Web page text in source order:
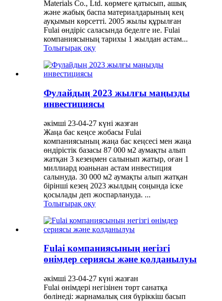
Materials Co., Ltd. көрмеге қатысып, ашық
және жабық баспа материалдарының кең
ауқымын көрсетті. 2005 жылы құрылған
Fulai өндіріс саласында беделге ие. Fulai
компаниясының тарихы 1 жылдан астам...
Толығырақ оқу
Фулайдың 2023 жылғы маңызды
инвестициясы
әкімші 23-04-27 күні жазған
Жаңа бас кеңсе жобасы Fulai
компаниясының жаңа бас кеңсесі мен жаңа
өндірістік базасы 87 000 м2 аумақты алып
жатқан 3 кезеңмен салынып жатыр, оған 1
миллиард юаньнан астам инвестиция
салынуда. 30 000 м2 аумақты алып жатқан
бірінші кезең 2023 жылдың соңында іске
қосылады деп жоспарлануда. ...
Толығырақ оқу
Fulai компаниясының негізгі
өнімдер сериясы және қолданылуы
әкімші 23-04-27 күні жазған
Fulai өнімдері негізінен төрт санатқа
бөлінеді: жарнамалық сия бүріккіш басып